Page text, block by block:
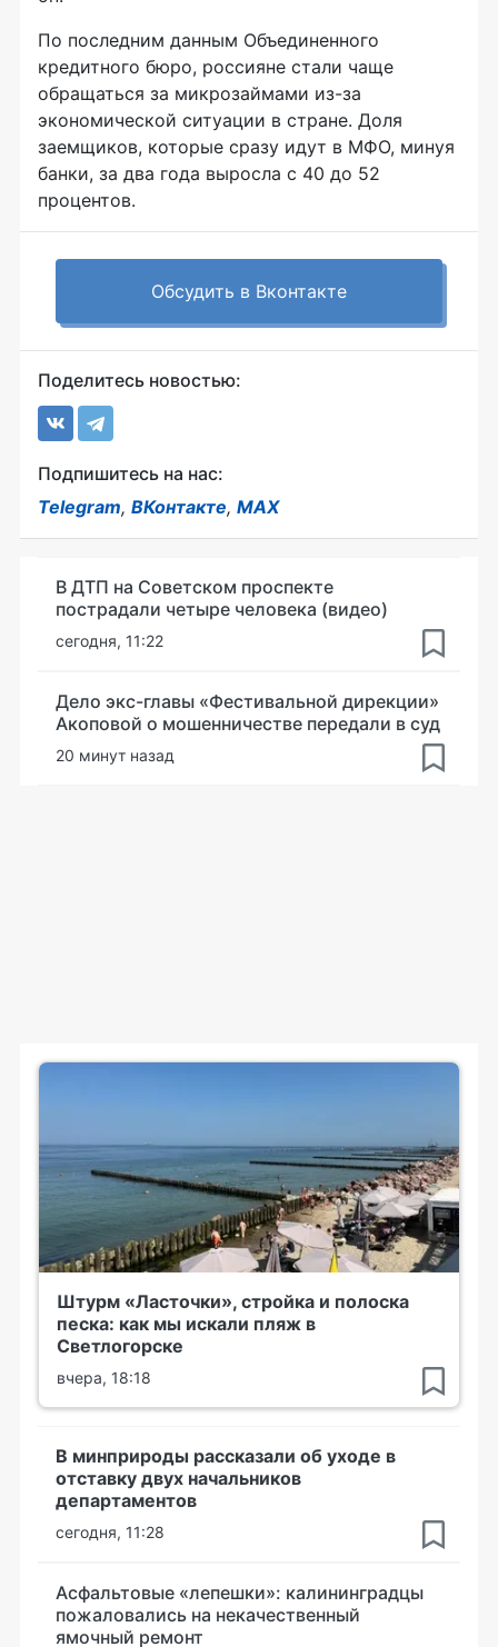
По последним данным Объединенного
кредитного бюро, россияне стали чаще
обращаться за микрозаймами из-за
экономической ситуации в стране. Доля
заемщиков, которые сразу идут в МФО, минуя
банки, за два года выросла с 40 до 52
процентов.
Обсудить в Вконтакте
Поделитесь новостью:
Подпишитесь на нас:
Telegram, ВКонтакте, MAX
В ДТП на Советском проспекте
пострадали четыре человека (видео)
сегодня, 11:22
Дело экс-главы «Фестивальной дирекции»
Акоповой о мошенничестве передали в суд
20 минут назад
Штурм «Ласточки», стройка и полоска
песка: как мы искали пляж в
Светлогорске
вчера, 18:18
В минприроды рассказали об уходе в
отставку двух начальников
департаментов
сегодня, 11:28
Асфальтовые «лепешки»: калининградцы
пожаловались на некачественный
ямочный ремонт